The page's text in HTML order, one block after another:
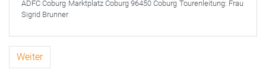
ADFC Coburg Marktplatz Coburg 96450 Coburg Tourenleitung: Frau
Sigrid Brunner
Weiter